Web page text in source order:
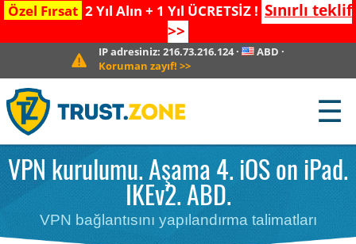
Özel Fırsat 2 Yıl Alın + 1 Yıl ÜCRETSİZ ! Sınırlı teklif
>>
IP adresiniz:216.73.216.124· ABD ·
Koruman zayıf! >>
☰
VPN kurulumu. Aşama 4. iOS on iPad.
IKEv2. ABD.
VPN bağlantısını yapılandırma talimatları